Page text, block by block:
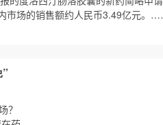
市场的销售额约人民币3.49亿元。
？